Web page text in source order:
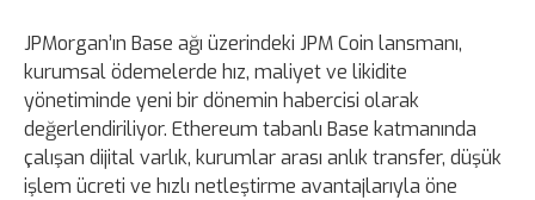
JPMorgan’ın Base ağı üzerindeki JPM Coin lansmanı,
kurumsal ödemelerde hız, maliyet ve likidite
yönetiminde yeni bir dönemin habercisi olarak
değerlendiriliyor. Ethereum tabanlı Base katmanında
çalışan dijital varlık, kurumlar arası anlık transfer, düşük
işlem ücreti ve hızlı netleştirme avantajlarıyla öne